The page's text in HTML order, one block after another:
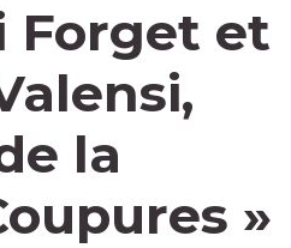
Forget et
la
»